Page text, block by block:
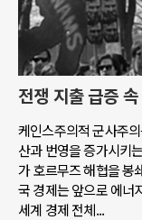
전쟁 지출 급증
케인스주의적 군사주
산과 번영을 증가시키
가 호르무즈 해협을 봉
국 경제는 앞으로 에너
세계 경제 전체...